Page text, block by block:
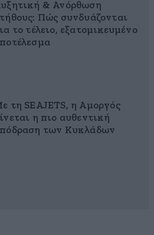
& Ανόρθωση
Πώς συνδυάζονται
το τέλειο, εξατομικευμένο
τη SEAJETS, η Αμοργός
η πιο αυθεντική
των Κυκλάδων